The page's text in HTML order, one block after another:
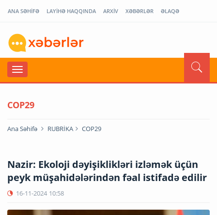
ANA SƏHİFƏ LAYİHƏ HAQQINDA ARXİV XƏBƏRLƏR ƏLAQƏ
COP29
Ana Səhifə RUBRİKA COP29
Nazir: Ekoloji dəyişiklikləri izləmək üçün
peyk müşahidələrindən fəal istifadə edilir
16-11-2024 10:58